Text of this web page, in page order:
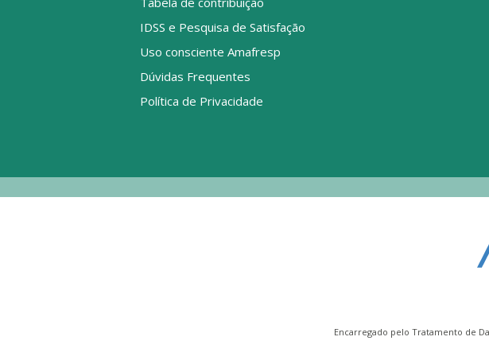
IDSS e Pesquisa de Satisfação
Uso consciente Amafresp
Dúvidas Frequentes
Política de Privacidade
Encarregado pelo Tratamento de